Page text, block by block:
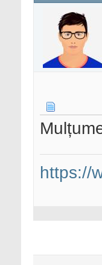
https://